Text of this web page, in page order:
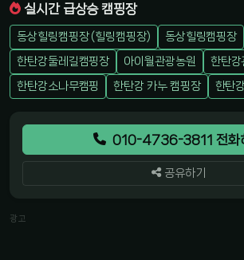
실시간 급상승 캠핑장
동상힐링캠핑장 (힐링캠핑장)
동상힐링캠핑장
한탄강둘레길캠핑장
아이월관광농원
한탄강
한탄강소나무캠핑
한탄강 카누 캠핑장 한탄
010-4736-3811 전화
공유하기
광고